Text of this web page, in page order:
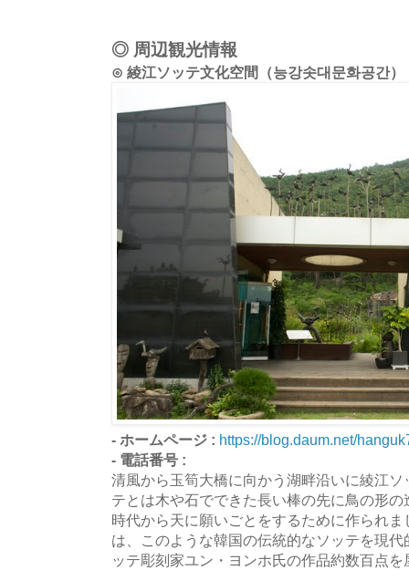
◎ 周辺観光情報
⊙ 綾江ソッテ文化空間（능강솟대문화공간）
- ホームページ : https://blog.daum.net/
- 電話番号 :
清風から玉筍大橋に向かう湖畔沿いに綾江
テとは木や石でできた長い棒の先に鳥の形
時代から天に願いごとをするために作られ
は、このような韓国の伝統的なソッテを現
ッテ彫刻家ユン・ヨンホ氏の作品約数百点